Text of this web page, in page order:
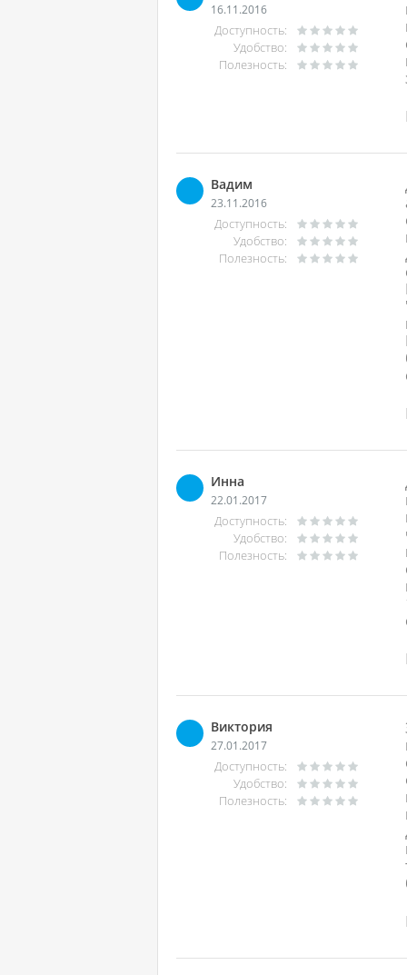
16.11.2016
Доступность:
Удобство:
Полезность:
Вадим
23.11.2016
Доступность:
Удобство:
Полезность:
Инна
22.01.2017
Доступность:
Удобство:
Полезность:
Виктория
27.01.2017
Доступность:
Удобство:
Полезность: